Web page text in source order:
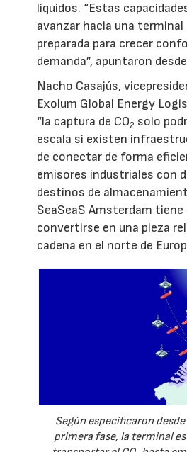
líquidos. “Estas
avanzar hacia una terminal
preparada para crecer
demanda”, apuntaron
Nacho Casajús,
Exolum Global Energy
“la captura de CO2 solo
escala si existen
de conectar de forma
emisores industriales con
destinos de
SeaSeaS Amsterdam
convertirse en una pieza
cadena en el norte de
Según especificaron
primera fase, la terminal